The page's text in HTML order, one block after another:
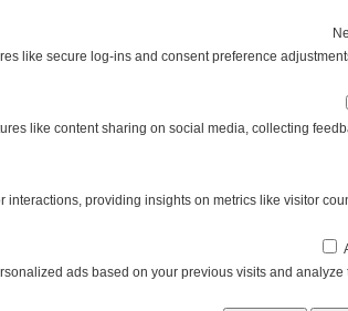
like secure log-ins and consent preference
like content sharing on social media, collecting
interactions, providing insights on metrics like visitor
ads based on your previous visits and analyze